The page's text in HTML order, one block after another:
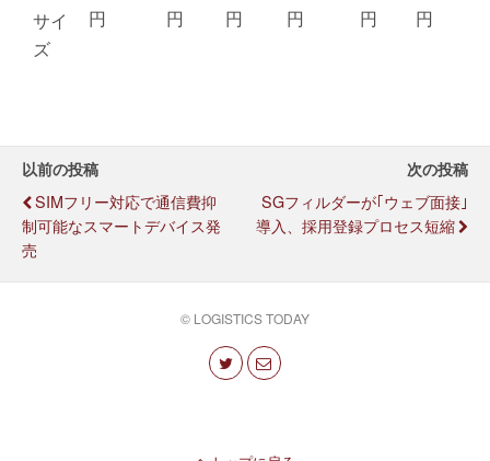
サイ
ズ
円
円
円
円
円
円
以前の投稿
SIMフリー対応で通信費抑
制可能なスマートデバイス発
売
次の投稿
SGフィルダーが｢ウェブ面接｣
導入、採用登録プロセス短縮
© LOGISTICS TODAY